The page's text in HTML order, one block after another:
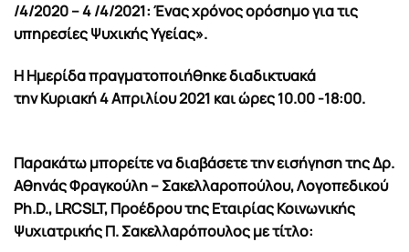
/4/2020 – 4 /4/2021: Ένας χρόνος ορόσημο για τις
υπηρεσίες Ψυχικής Υγείας».
Η Ημερίδα πραγματοποιήθηκε διαδικτυακά
την Κυριακή 4 Απριλίου 2021 και ώρες 10.00 -18:00.
Παρακάτω μπορείτε να διαβάσετε την εισήγηση της Δρ.
Αθηνάς Φραγκούλη – Σακελλαροπούλου, Λογοπεδικού
Ph.D., LRCSLT, Προέδρου της Εταιρίας Κοινωνικής
Ψυχιατρικής Π. Σακελλαρόπουλος με τίτλο: